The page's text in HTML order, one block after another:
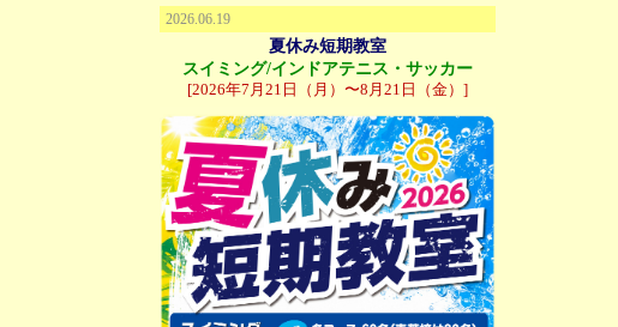
2026.06.19
夏休み短期教室
スイミング/インドアテニス・サッカー
[2026年7月21日（月）〜8月21日（金）]